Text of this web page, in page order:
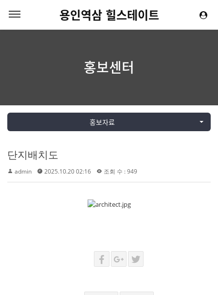
용인역삼 힐스테이트
홍보센터
홍보자료
단지배치도
admin 2025.10.20 02:16 조회 수 : 949